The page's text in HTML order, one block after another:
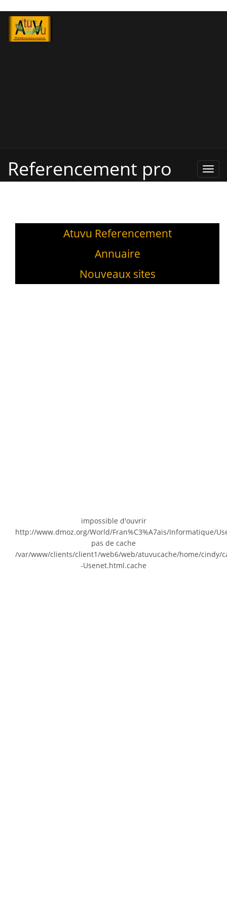
Pro,
Referencement pro
Atuvu Referencement
Annuaire
Nouveaux sites
impossible d'ouvrir
http://www.dmoz.org/World/Fran%C3%A7ais/Informatique/
pas de cache
/var/www/clients/client1/web6/web/atuvucache/home/cindy/
-Usenet.html.cache